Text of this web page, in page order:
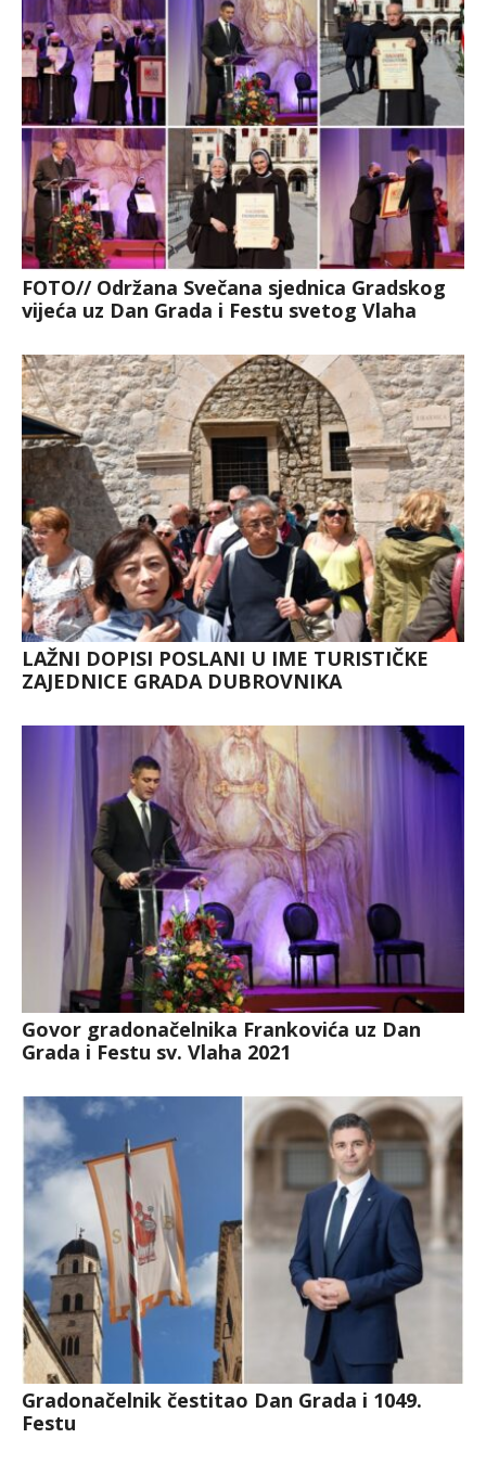
FOTO// Održana Svečana sjednica Gradskog
vijeća uz Dan Grada i Festu svetog Vlaha
LAŽNI DOPISI POSLANI U IME TURISTIČKE
ZAJEDNICE GRADA DUBROVNIKA
Govor gradonačelnika Frankovića uz Dan
Grada i Festu sv. Vlaha 2021
Gradonačelnik čestitao Dan Grada i 1049.
Festu